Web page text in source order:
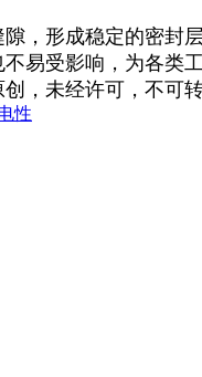
，形成稳定的密封
易受影响，为各类
，未经许可，不可转
性